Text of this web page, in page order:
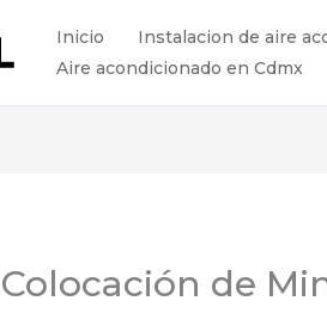
Inicio Instalacion de aire
Aire acondicionado en Cdmx
Colocación de